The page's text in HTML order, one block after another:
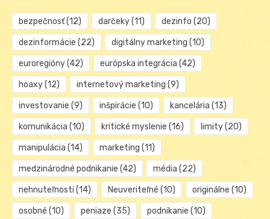
bezpečnosť(12) darčeky(11) dezinfo (20)
dezinformácie (22) digitálny marketing (10)
euroregióny(42) európska integrácia (42)
hoaxy(12) internetový marketing (9)
investovanie (9) inšpirácie (10) kancelária (13)
komunikácia (10) kritické myslenie (16) limity(20)
manipulácia (14) marketing (11)
medzinárodné podnikanie (42) média (22)
nehnuteľnosti (14) Neuveriteľné (10) originálne (10)
osobné (10) peniaze (35) podnikanie (10)